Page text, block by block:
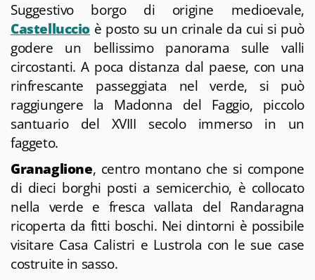
Suggestivo borgo di origine medioevale,
Castelluccio è posto su un crinale da cui si può
godere un bellissimo panorama sulle valli
circostanti. A poca distanza dal paese, con una
rinfrescante passeggiata nel verde, si può
raggiungere la Madonna del Faggio, piccolo
santuario del XVIII secolo immerso in un
faggeto.
Granaglione, centro montano che si compone
di dieci borghi posti a semicerchio, è collocato
nella verde e fresca vallata del Randaragna
ricoperta da fitti boschi. Nei dintorni è possibile
visitare Casa Calistri e Lustrola con le sue case
costruite in sasso.